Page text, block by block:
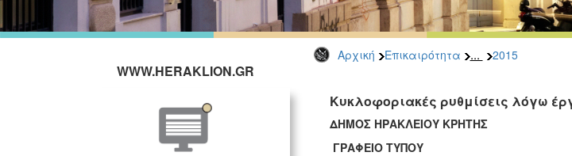
Αρχική Επικαιρότητα ... 2015
WWW.HERAKLION.GR
Κυκλοφοριακές ρυθμίσεις λόγω
ΔΗΜΟΣ ΗΡΑΚΛΕΙΟΥ ΚΡΗΤΗΣ
ΓΡΑΦΕΙΟ ΤΥΠΟΥ